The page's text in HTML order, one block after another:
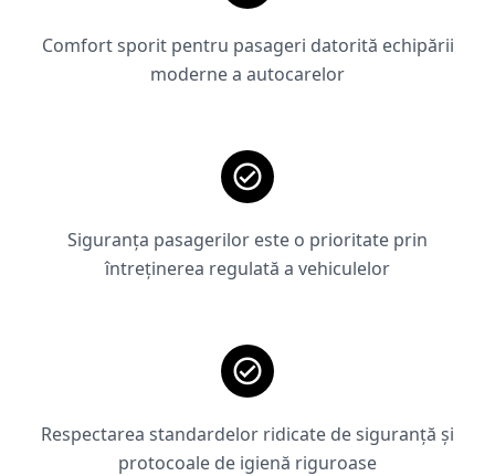
Comfort sporit pentru pasageri datorită echipării
moderne a autocarelor
Siguranța pasagerilor este o prioritate prin
întreținerea regulată a vehiculelor
Respectarea standardelor ridicate de siguranță și
protocoale de igienă riguroase